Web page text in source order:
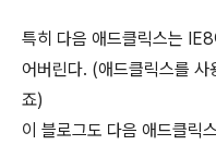
특히 다음 애드클릭스는
어버린다. (애드클릭스를 사
죠)
이 블로그도 다음 애드클릭